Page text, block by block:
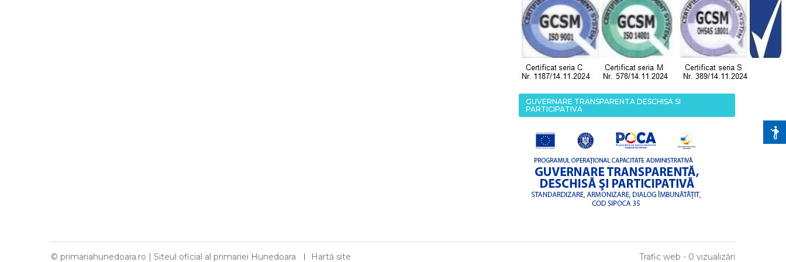
GUVERNARE TRANSPARENTA DESCHISA SI
PARTICIPATIVA
© primariahunedoara.ro | Siteul oficial al primariei Hunedoara Hartă site Trafic web - 0 vizualizări